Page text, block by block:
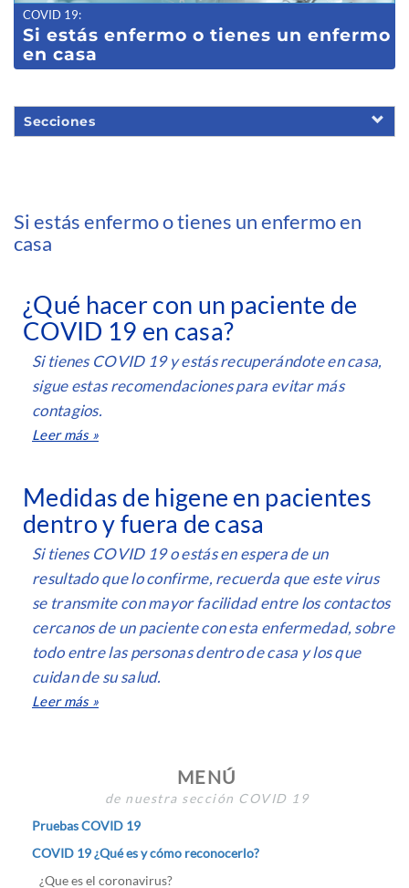
COVID 19:
Si estás enfermo o tienes un enfermo
en casa
Secciones
Si estás enfermo o tienes un enfermo en
casa
¿Qué hacer con un paciente de
COVID 19 en casa?
Si tienes COVID 19 y estás recuperándote en casa,
sigue estas recomendaciones para evitar más
contagios.
Leer más »
Medidas de higene en pacientes
dentro y fuera de casa
Si tienes COVID 19 o estás en espera de un
resultado que lo confirme, recuerda que este virus
se transmite con mayor facilidad entre los contactos
cercanos de un paciente con esta enfermedad, sobre
todo entre las personas dentro de casa y los que
cuidan de su salud.
Leer más »
MENÚ
de nuestra sección COVID 19
Pruebas COVID 19
COVID 19 ¿Qué es y cómo reconocerlo?
¿Que es el coronavirus?